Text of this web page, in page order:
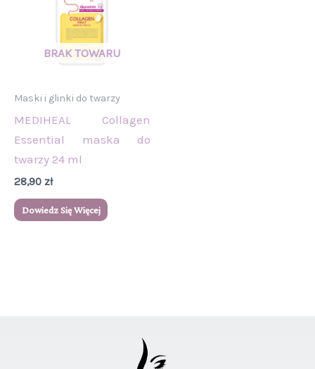
Maski i glinki do twarzy
MEDIHEAL Collagen
Essential maska do
twarzy 24 ml
28,90 zł
Dowiedz Się Więcej